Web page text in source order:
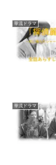
華流ドラマ
華流ドラマ